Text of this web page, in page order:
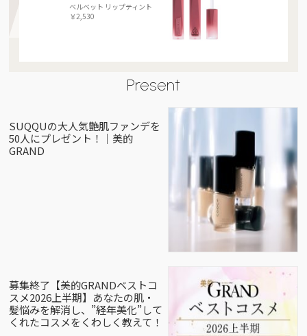
ベルベット リップティント
￥2,530
Present
SUQQUの大人気艶肌ファンデを
50人にプレゼント！｜美的
GRAND
募集終了【美的GRANDベストコ
スメ2026上半期】あなたの肌・
髪悩みを解消し、”経年美化”して
くれたコスメをくわしく教えて！